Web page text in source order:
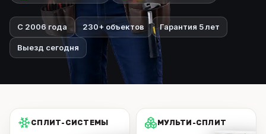
С 2006 года 230+ объектов Гарантия 5 лет
Выезд сегодня
СПЛИТ-СИСТЕМЫ МУЛЬТИ-СПЛИТ